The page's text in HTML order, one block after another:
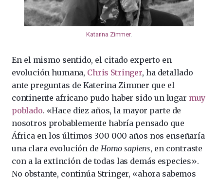
Katarina Zimmer.
En el mismo sentido, el citado experto en
evolución humana, Chris Stringer, ha detallado
ante preguntas de Katerina Zimmer que el
continente africano pudo haber sido un lugar muy
poblado. «Hace diez años, la mayor parte de
nosotros probablemente habría pensado que
África en los últimos 300 000 años nos enseñaría
una clara evolución deHomo sapiens, en contraste
con a la extinción de todas las demás especies».
No obstante, continúa Stringer, «ahora sabemos